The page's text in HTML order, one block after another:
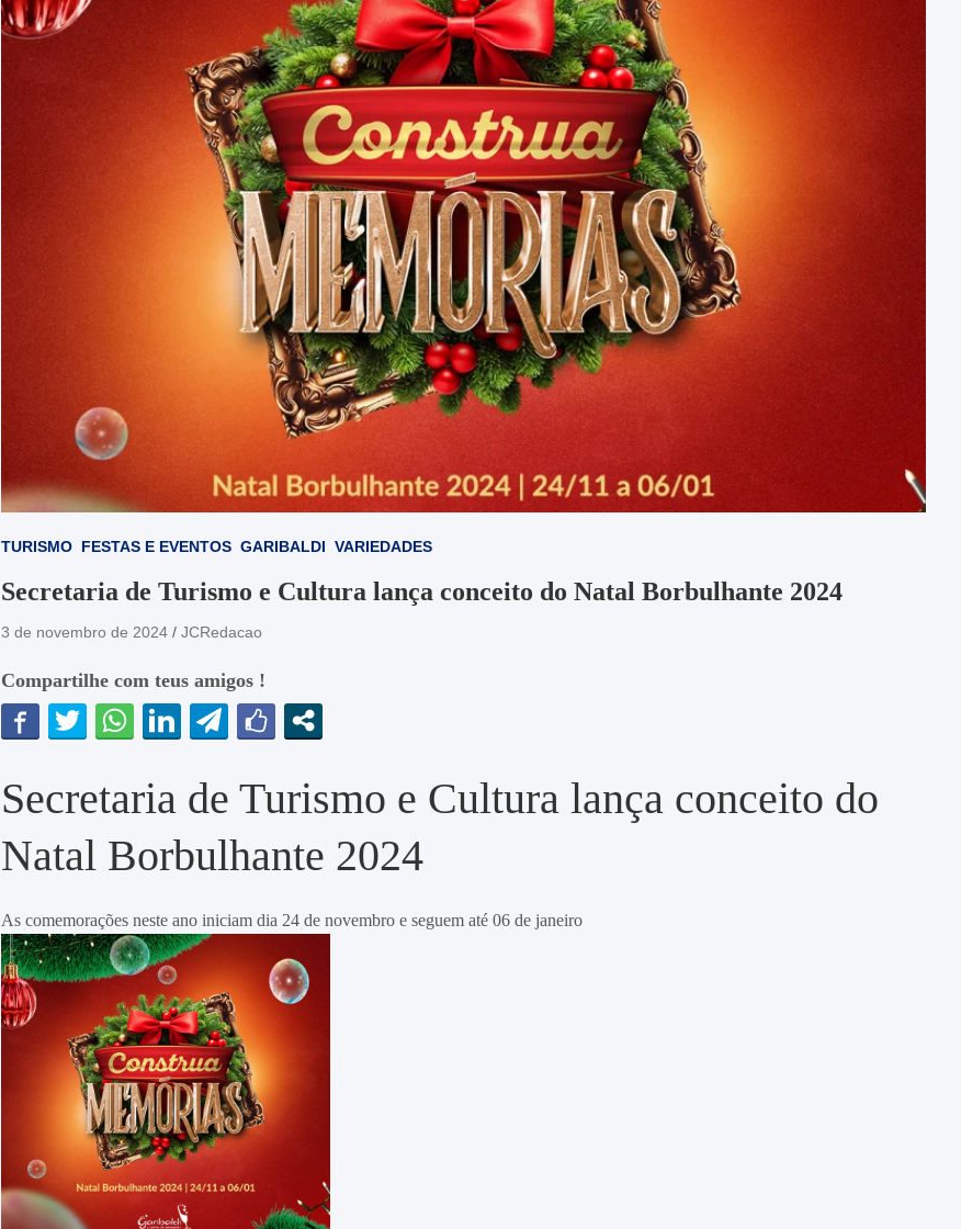
TURISMO FESTAS E EVENTOS GARIBALDI VARIEDADES
Secretaria de Turismo e Cultura lança conceito do Natal Borbulhante 2024
3 de novembro de 2024 JCRedacao
Compartilhe com teus amigos !
Secretaria de Turismo e Cultura lança conceito do
Natal Borbulhante 2024
As comemorações neste ano iniciam dia 24 de novembro e seguem até 06 de janeiro